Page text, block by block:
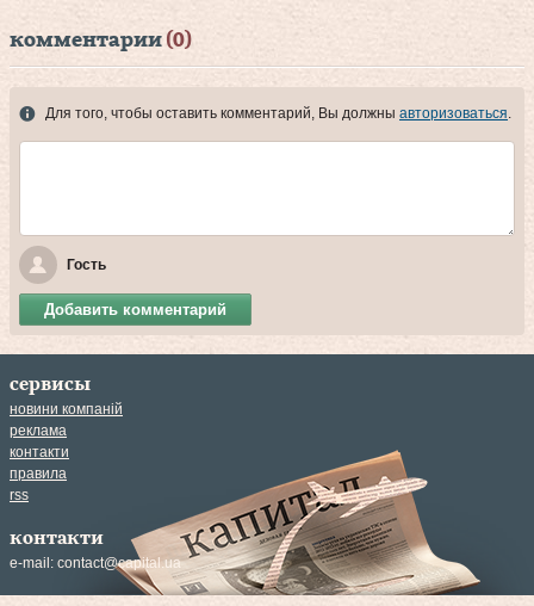
комментарии (0)
Для того, чтобы оставить комментарий, Вы должны авторизоваться.
Гость
Добавить комментарий
сервисы
новини компаній
реклама
контакти
правила
rss
контакти
e-mail: contact@capital.ua